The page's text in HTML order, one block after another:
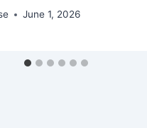
June 1, 2026